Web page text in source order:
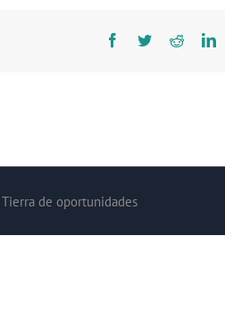
Facebook
TwitterReddit
de oportunidades